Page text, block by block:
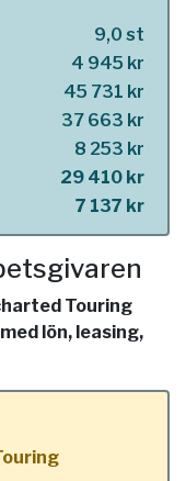
9,0 st
4 945 kr
45 731 kr
37 663 kr
8 253 kr
29 410 kr
7 137 kr
Touring
lön, leasing,